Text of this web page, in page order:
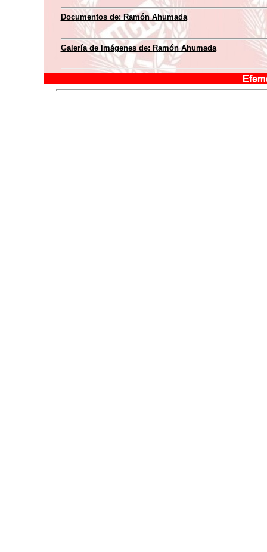
Documentos de:Ramón Ahumada
Galería de Imágenes de: Ramón Ahumada